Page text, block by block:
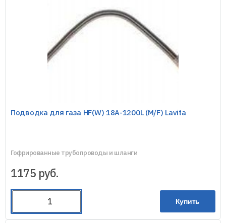
Подводка для газа HF(W) 18A-1200L (M/F) Lavita
Гофрированные трубопроводы и шланги
1175 руб.
Купить